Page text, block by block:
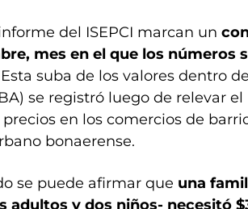
del ISEPCI marcan un
mes en el que los números
Esta suba de los valores dentro
se registró luego de relevar el
en los comercios de
bonaerense.
se puede afirmar que una
adultos y dos niños- necesitó